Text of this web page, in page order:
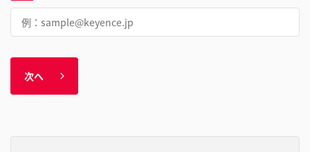
次へ